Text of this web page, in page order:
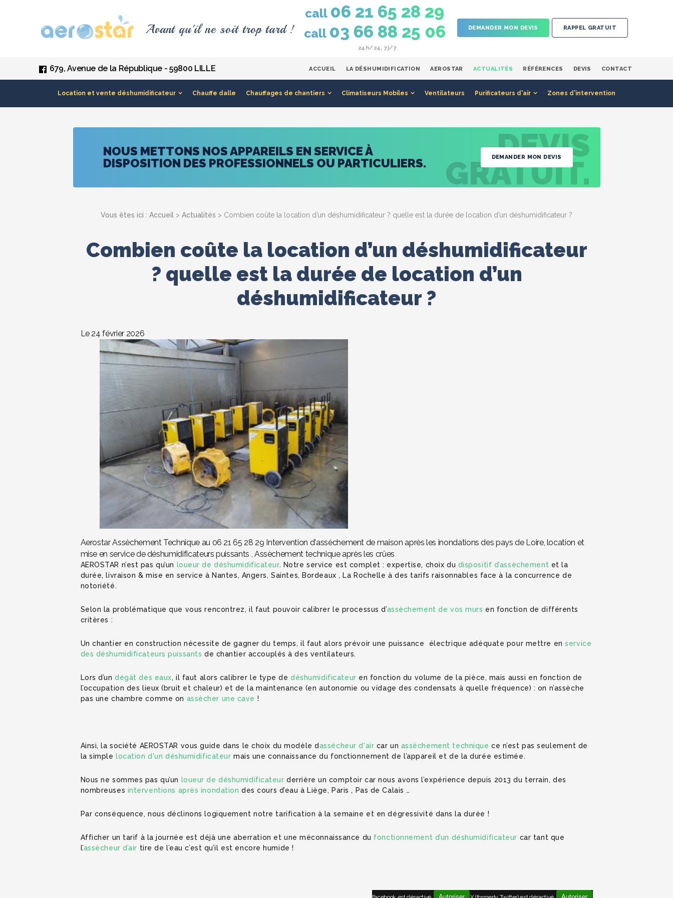
Avant qu'il ne soit trop tard !
call 06 21 65 28 29
call 03 66 88 25 06
24h/24, 7j/7
DEMANDER MON DEVIS RAPPEL GRATUIT
679, Avenue de la République - 59800 LILLE ACCUEIL LA DÉSHUMIDIFICATION AEROSTAR ACTUALITÉS RÉFÉRENCES DEVIS CONTACT
Location et vente déshumidificateur Chauffe dalle Chauffages de chantiers Climatiseurs Mobiles Ventilateurs Purificateurs d'air Zones d'intervention
NOUS METTONS NOS APPAREILS EN SERVICE À
DISPOSITION DES PROFESSIONNELS OU PARTICULIERS.
DEMANDER MON DEVIS
DEVIS
GRATUIT.
Vous êtes ici : Accueil > Actualités > Combien coûte la location d’un déshumidificateur ? quelle est la durée de location d’un déshumidificateur ?
Combien coûte la location d’un déshumidificateur
? quelle est la durée de location d’un
déshumidificateur ?
Le 24 février 2026
Aerostar Assèchement Technique au 06 21 65 28 29 Intervention d'assèchement de maison après les inondations des pays de Loire, location et
mise en service de déshumidificateurs puissants , Assèchement technique après les crûes
AEROSTAR n’est pas qu’un loueur de déshumidificateur. Notre service est complet : expertise, choix du dispositif d’assèchement et la
durée, livraison & mise en service à Nantes, Angers, Saintes, Bordeaux , La Rochelle à des tarifs raisonnables face à la concurrence de
notoriété.
Selon la problématique que vous rencontrez, il faut pouvoir calibrer le processus d’assèchement de vos murs en fonction de différents
critères :
Un chantier en construction nécessite de gagner du temps, il faut alors prévoir une puissance électrique adéquate pour mettre enservice
des déshumidificateurs puissants de chantier accouplés à des ventilateurs.
Lors d’undégât des eaux, il faut alors calibrer le type dedéshumidificateur en fonction du volume de la pièce, mais aussi en fonction de
l’occupation des lieux (bruit et chaleur) et de la maintenance (en autonomie ou vidage des condensats à quelle fréquence) : on n’assèche
pas une chambre comme on assècher une cave !
Ainsi, la société AEROSTAR vous guide dans le choix du modèle dassécheur d'air car un assèchement technique ce n’est pas seulement de
la simplelocation d'un déshumidificateur mais une connaissance du fonctionnement de l’appareil et de la durée estimée.
Nous ne sommes pas qu’un loueur de déshumidificateur derrière un comptoir car nous avons l’expérience depuis 2013 du terrain, des
nombreuses interventions après inondation des cours d’eau à Liège, Paris , Pas de Calais …
Par conséquence, nous déclinons logiquement notre tarification à la semaine et en dégressivité dans la durée !
Afficher un tarif à la journée est déjà une aberration et une méconnaissance du fonctionnement d’un déshumidificateur car tant que
l’assécheur d’air tire de l’eau c’est qu’il est encore humide !